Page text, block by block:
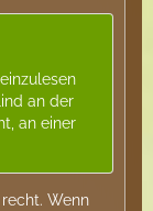
an der
an einer
Wenn